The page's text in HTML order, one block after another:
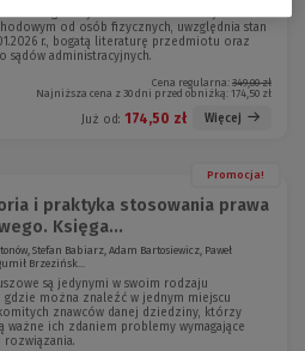
od osób fizycznych, uwzględnia stan
r., bogatą literaturę przedmiotu oraz
sądów administracyjnych.
Cena regularna: 349,00 zł
Najniższa cena z 30 dni przed obniżką: 174,50 zł
Już od: 174,50 zł Więcej
Promocja!
i praktyka stosowania prawa
Księga...
Stefan Babiarz, Adam Bartosiewicz, Paweł
Brzezińsk...
są jedynymi w swoim rodzaju
gdzie można znaleźć w jednym miejscu
znawców danej dziedziny, którzy
ważne ich zdaniem problemy wymagające
rozwiązania.